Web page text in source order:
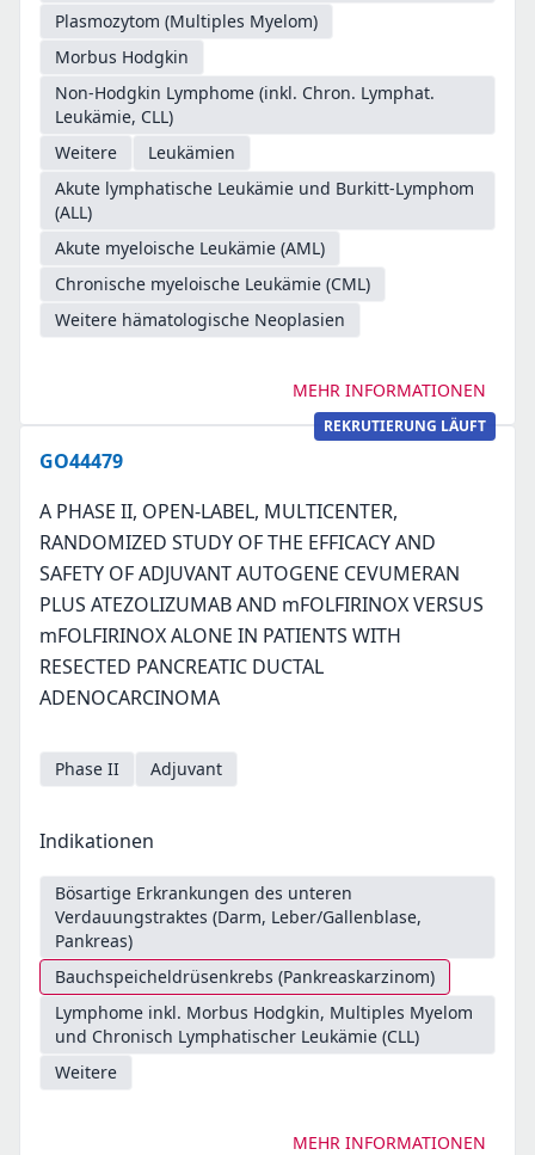
Plasmozytom (Multiples Myelom)
Morbus Hodgkin
Non-Hodgkin Lymphome (inkl. Chron. Lymphat.
Leukämie, CLL)
Weitere
Leukämien
Akute lymphatische Leukämie und Burkitt-Lymphom
(ALL)
Akute myeloische Leukämie (AML)
Chronische myeloische Leukämie (CML)
Weitere hämatologische Neoplasien
MEHR INFORMATIONEN
REKRUTIERUNG LÄUFT
GO44479
A PHASE II, OPEN-LABEL, MULTICENTER,
RANDOMIZED STUDY OF THE EFFICACY AND
SAFETY OF ADJUVANT AUTOGENE CEVUMERAN
PLUS ATEZOLIZUMAB AND mFOLFIRINOX VERSUS
mFOLFIRINOX ALONE IN PATIENTS WITH
RESECTED PANCREATIC DUCTAL
ADENOCARCINOMA
Phase II Adjuvant
Indikationen
Bösartige Erkrankungen des unteren
Verdauungstraktes (Darm, Leber/Gallenblase,
Pankreas)
Bauchspeicheldrüsenkrebs (Pankreaskarzinom)
Lymphome inkl. Morbus Hodgkin, Multiples Myelom
und Chronisch Lymphatischer Leukämie (CLL)
Weitere
MEHR INFORMATIONEN